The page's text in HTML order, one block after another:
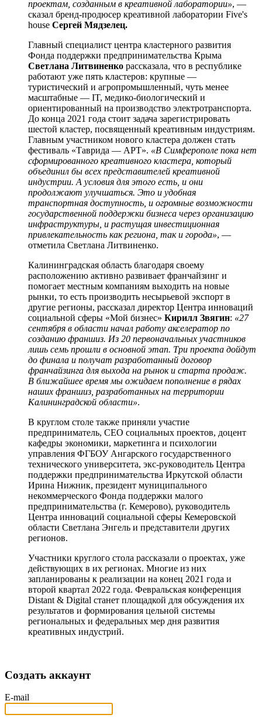
проектам, созданным в креативной лаборатории», —
сказал бренд-продюсер креативной лаборатории Five's
house Сергей Мядзелец.
Главный специалист центра кластерного развития
Фонда поддержки предпринимательства Крыма
Светлана Литвиненко рассказала, что в республике
работают уже пять кластеров: крупные —
туристический и агропромышленный, чуть менее
масштабные — IT, медико-биологический и
ориентированный на производство электротранспорта.
До конца 2021 года стоит задача зарегистрировать
шестой кластер, посвященный креативным индустриям.
Главным участником нового кластера должен стать
фестиваль «Таврида — АРТ». «В Симферополе пока нет
сформированного креативного кластера, который
объединил бы всех представителей креативной
индустрии. А условия для этого есть, и они
продолжают улучшаться. Это и удобная
транспортная доступность, и огромные возможности
государственной поддержки бизнеса через организацию
инфраструктуры, и растущая инвестиционная
привлекательность как региона, так и города», —
отметила Светлана Литвиненко.
Калининградская область благодаря своему
расположению активно развивает франчайзинг и
помогает местным компаниям выходить на новые
рынки, то есть производить несырьевой экспорт в
другие регионы, рассказал директор Центра инноваций
социальной сферы «Мой бизнес» Кирилл Звягин: «27
сентября в области начал работу акселератор по
созданию франшиз. Из 20 первоначальных участников
лишь семь прошли в основной этап. Три проекта дойдут
до финала и получат разработанный договор
франчайзинга для выхода на рынок и старта продаж.
В ближайшее время мы ожидаем пополнение в рядах
наших франшиз, разработанных на территории
Калининградской области».
В круглом столе также приняли участие
предприниматель, СЕО социальных проектов, доцент
кафедры экономики, маркетинга и психологии
управления ФГБОУ Ангарского государственного
технического университета, экс-руководитель Центра
поддержки предпринимательства Иркутской области
Ирина Нижник, президент муниципального
некоммерческого Фонда поддержки малого
предпринимательства (г. Кемерово), руководитель
Центра инноваций социальной сферы Кемеровской
области Светлана Энгель и представители других
регионов.
Участники круглого стола рассказали о проектах, уже
действующих в их регионах. Многие из них
запланированы к реализации на конец 2021 года и
второй квартал 2022 года. Февральская конференция
Distant & Digital станет площадкой для обсуждения их
результатов и формирования цельной системы
региональных и федеральных мер дня развития
креативных индустрий.
Создать аккаунт
E-mail